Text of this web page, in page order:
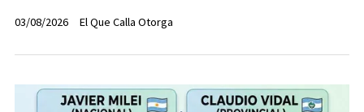
El Que Calla Otorga
03/08/2026